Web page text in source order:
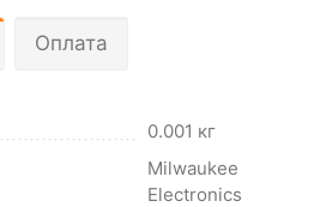
Оплата
0.001 кг
Milwaukee
Electronics